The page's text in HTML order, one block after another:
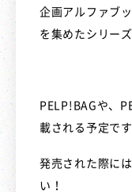
企画アルファブ
を集めたシリーズ
PELP!BAG や、
載される予定です
発売された際に
い！